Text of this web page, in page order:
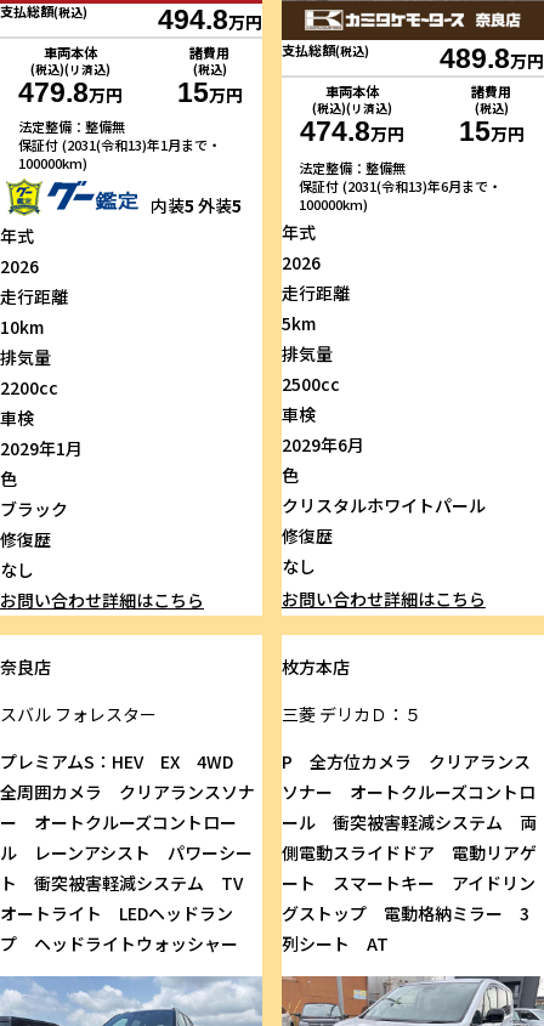
支払総額(税込) 494.8万円
車両本体
(税込)(リ済込)
479.8万円
諸費用
(税込)
15万円
法定整備：整備無
保証付 (2031(令和13)年1月まで・
100000km)
内装5 外装5
年式
2026
走行距離
10km
排気量
2200cc
車検
2029年1月
色
ブラック
修復歴
なし
お問い合わせ詳細はこちら
支払総額(税込) 489.8万円
車両本体
(税込)(リ済込)
474.8万円
諸費用
(税込)
15万円
法定整備：整備無
保証付 (2031(令和13)年6月まで・
100000km)
年式
2026
走行距離
5km
排気量
2500cc
車検
2029年6月
色
クリスタルホワイトパール
修復歴
なし
お問い合わせ詳細はこちら
奈良店
スバル フォレスター
プレミアムS：HEV EX 4WD
全周囲カメラ クリアランスソナ
ー オートクルーズコントロー
ル レーンアシスト パワーシー
ト 衝突被害軽減システム TV
オートライト LEDヘッドラン
プ ヘッドライトウォッシャー
枚方本店
三菱デリカＤ：５
P 全方位カメラ クリアランス
ソナー オートクルーズコントロ
ール 衝突被害軽減システム 両
側電動スライドドア 電動リアゲ
ート スマートキー アイドリン
グストップ 電動格納ミラー 3
列シート AT